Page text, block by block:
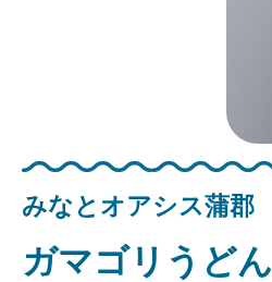
みなとオアシス蒲郡
ガマゴリうどん